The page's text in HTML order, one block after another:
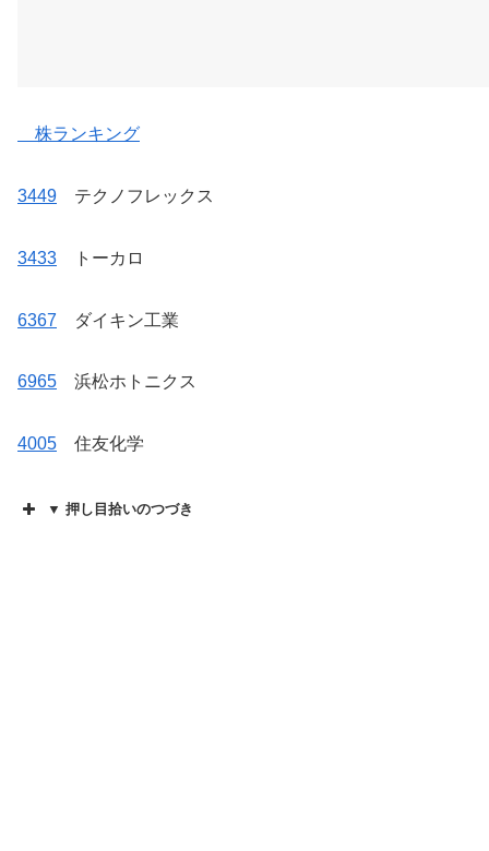
株ランキング
3449 テクノフレックス
3433 トーカロ
6367 ダイキン工業
6965 浜松ホトニクス
4005 住友化学
▼ 押し目拾いのつづき